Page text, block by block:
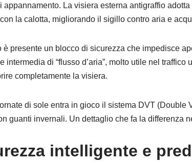
appannamento. La visiera esterna antigraffio
la calotta, migliorando il sigillo contro aria e
è presente un blocco di sicurezza che impedisce
intermedia di “flusso d’aria”, molto utile nel
completamente la visiera.
di sole entra in gioco il sistema DVT
guanti invernali. Un dettaglio che fa la differenza
intelligente e